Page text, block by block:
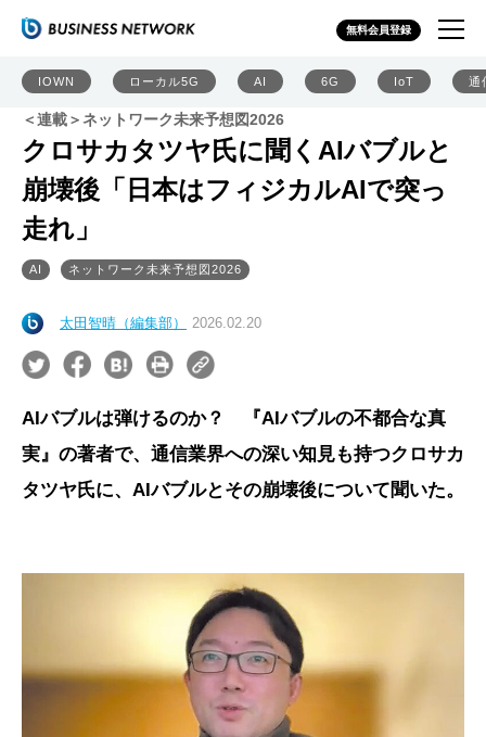
無料会員登録
IOWN ローカル5G AI 6G IoT 通
＜連載＞ネットワーク未来予想図2026
クロサカタツヤ氏に聞くAIバブルと
崩壊後「日本はフィジカルAIで突っ
走れ」
AI ネットワーク未来予想図2026
太田智晴（編集部） 2026.02.20
AIバブルは弾けるのか？ 『AIバブルの不都合な真
実』の著者で、通信業界への深い知見も持つクロサカ
タツヤ氏に、AIバブルとその崩壊後について聞いた。